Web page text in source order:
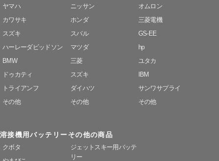
ヤマハ
カワサキ
スズキ
ハーレーダビッドソン
BMW
ドゥカティ
トライアンフ
その他
ニッサン
ホンダ
スバル
マツダ
三菱
スズキ
ダイハツ
その他
オムロン
三菱電機
GS-EE
hp
ユタカ
IBM
サンワサプライ
その他
溶接機用バッテリー
クボタ
その他の商品
ジェットスキー用バッテ
リー